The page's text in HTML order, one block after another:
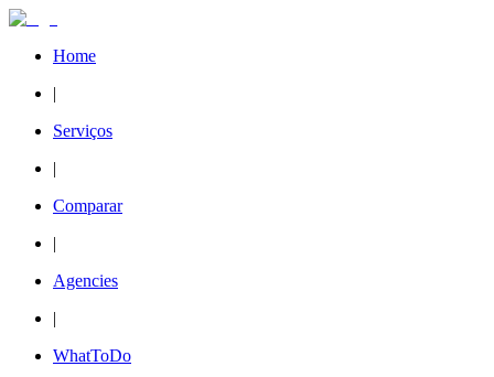
Home
|
Serviços
|
Comparar
|
Agencies
|
WhatToDo